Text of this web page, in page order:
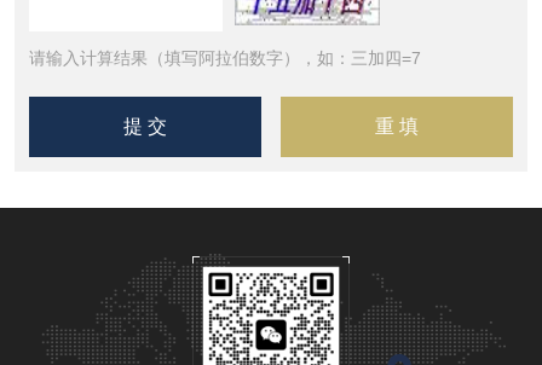
请输入计算结果（填写阿拉伯数字），如：三加四=7